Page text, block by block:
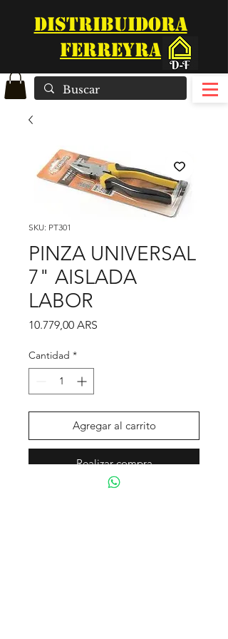
DISTRIBUIDORA
FERREYRA
SKU: PT301
PINZA UNIVERSAL
7" AISLADA
LABOR
10.779,00 ARS
Cantidad *
Agregar al carrito
Realizar compra